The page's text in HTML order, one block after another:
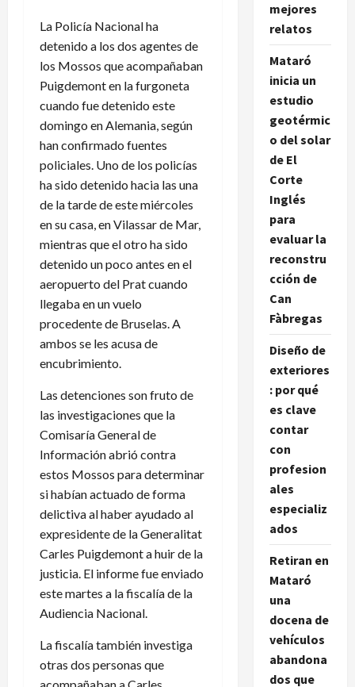
La Policía Nacional ha
detenido a los dos agentes de
los Mossos que acompañaban
Puigdemont en la furgoneta
cuando fue detenido este
domingo en Alemania, según
han confirmado fuentes
policiales. Uno de los policías
ha sido detenido hacia las una
de la tarde de este miércoles
en su casa, en Vilassar de Mar,
mientras que el otro ha sido
detenido un poco antes en el
aeropuerto del Prat cuando
llegaba en un vuelo
procedente de Bruselas. A
ambos se les acusa de
encubrimiento.
Las detenciones son fruto de
las investigaciones que la
Comisaría General de
Información abrió contra
estos Mossos para determinar
si habían actuado de forma
delictiva al haber ayudado al
expresidente de la Generalitat
Carles Puigdemont a huir de la
justicia. El informe fue enviado
este martes a la fiscalía de la
Audiencia Nacional.
La fiscalía también investiga
otras dos personas que
mejores
relatos
Mataró
inicia un
estudio
geotérmic
o del solar
de El
Corte
Inglés
para
evaluar la
reconstru
cción de
Can
Fàbregas
Diseño de
exteriores
: por qué
es clave
contar
con
profesion
ales
especializ
ados
Retiran en
Mataró
una
docena de
vehículos
abandona
dos que